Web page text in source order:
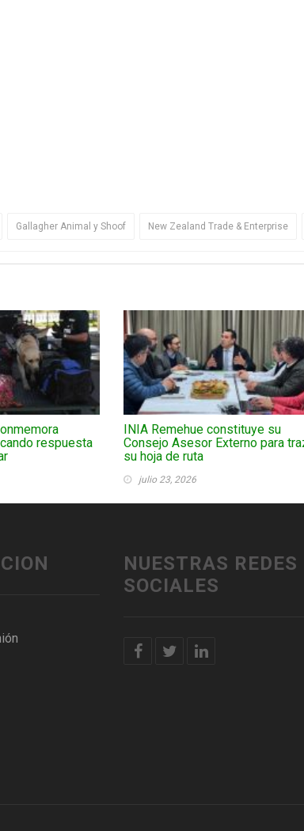
Gallagher Animal y Shoof New Zealand Trade & Enterprise
respuesta
INIA Remehue constituye su
Consejo Asesor Externo para
su hoja de ruta
julio 23, 2026
NUESTRAS REDES
SOCIALES